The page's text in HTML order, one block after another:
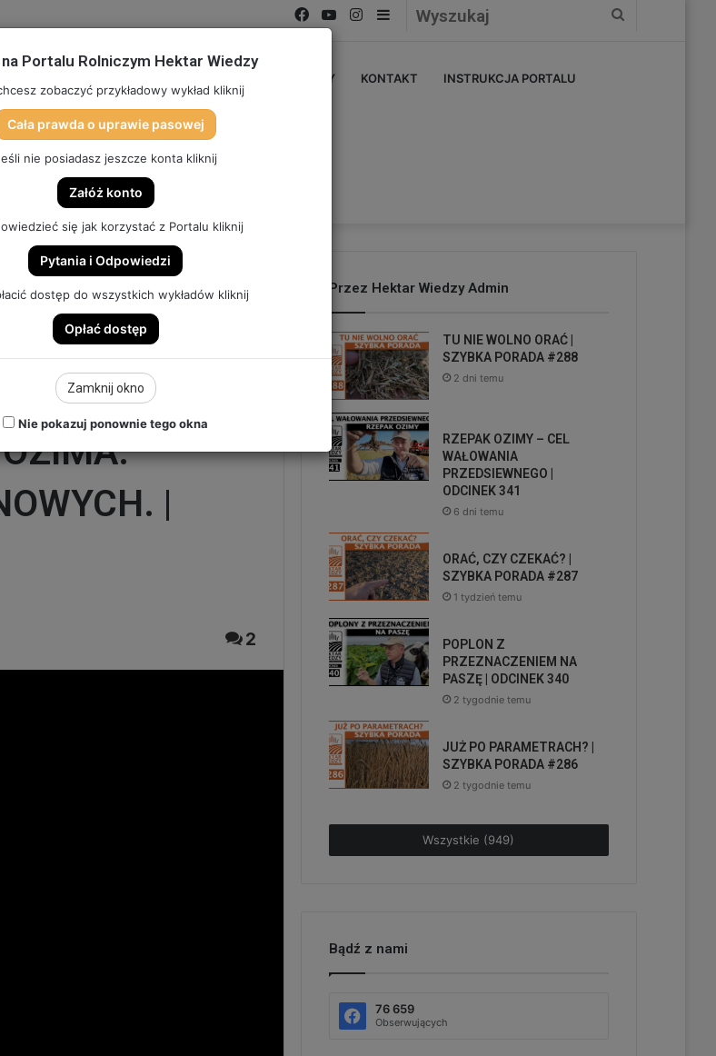
Wyszukaj
Sidebar
Instagram
YouTube
Facebook
PARTNERZY KONTAKT INSTRUKCJA PORTALU
GADŻETY, SZKOLENIA) HEKTAR SYSTEM
– PSZENICA OZIMA. WYNIKI
|
2
Przez Hektar Wiedzy Admin
TU NIE WOLNO ORAĆ |
SZYBKA PORADA #288
2 dni temu
RZEPAK OZIMY – CEL
WAŁOWANIA
PRZEDSIEWNEGO |
ODCINEK 341
6 dni temu
ORAĆ, CZY CZEKAĆ? |
SZYBKA PORADA #287
1 tydzień temu
POPLON Z
PRZEZNACZENIEM NA
PASZĘ | ODCINEK 340
2 tygodnie temu
JUŻ PO PARAMETRACH? |
SZYBKA PORADA #286
2 tygodnie temu
Wszystkie (949)
Bądź z nami
76 659
Obserwujących
Portalu Rolniczym Hektar Wiedzy
zobaczyć przykładowy wykład kliknij
Cała prawda o uprawie pasowej
nie posiadasz jeszcze konta kliknij
Załóż konto
się jak korzystać z Portalu kliknij
Pytania i Odpowiedzi
dostęp do wszystkich wykładów kliknij
Opłać dostęp
Zamknij okno
Nie pokazuj ponownie tego okna